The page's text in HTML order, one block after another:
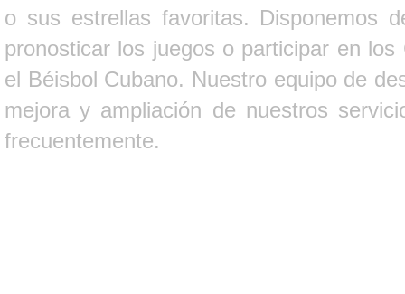
o sus estrellas favoritas. Disponemos
pronosticar los juegos o participar en
el Béisbol Cubano. Nuestro equipo de
mejora y ampliación de nuestros
frecuentemente.